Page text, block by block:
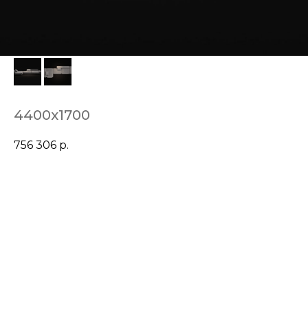
4400х1700
756 306 р.